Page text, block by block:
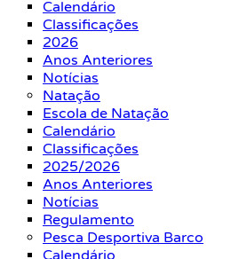
Calendário
Classificações
2026
Anos Anteriores
Notícias
Natação
Escola de Natação
Calendário
Classificações
2025/2026
Anos Anteriores
Notícias
Regulamento
Pesca Desportiva Barco
Calendário